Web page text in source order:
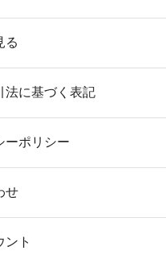
る
法に基づく表記
ーポリシー
せ
ント